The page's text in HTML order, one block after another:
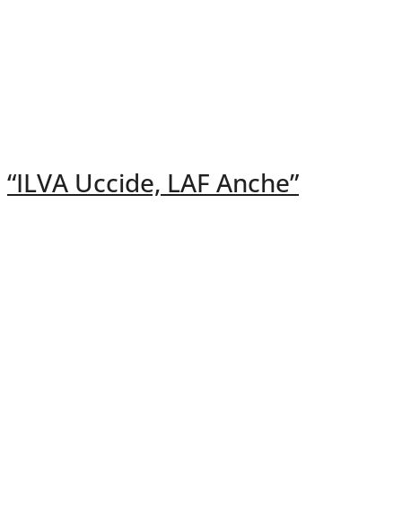
“ILVA Uccide, LAF Anche”